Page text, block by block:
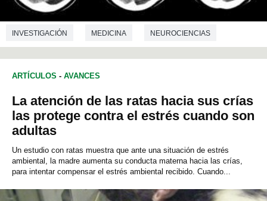
INVESTIGACIÓN MEDICINA NEUROCIENCIAS
ARTÍCULOS - AVANCES
La atención de las ratas hacia sus crías
las protege contra el estrés cuando son
adultas
Un estudio con ratas muestra que ante una situación de estrés
ambiental, la madre aumenta su conducta materna hacia las crías,
para intentar compensar el estrés ambiental recibido. Cuando...